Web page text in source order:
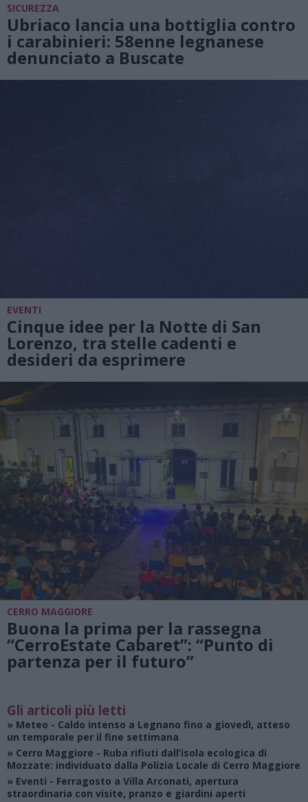
SICUREZZA
Ubriaco lancia una bottiglia contro
i carabinieri: 58enne legnanese
denunciato a Buscate
EVENTI
Cinque idee per la Notte di San
Lorenzo, tra stelle cadenti e
desideri da esprimere
CERRO MAGGIORE
Buona la prima per la rassegna
“CerroEstate Cabaret”: “Punto di
partenza per il futuro”
Gli articoli più letti
» Meteo - Caldo intenso a Legnano fino a giovedì, atteso
un temporale per il fine settimana
» Cerro Maggiore - Ruba rifiuti dall’isola ecologica di
Mozzate: individuato dalla Polizia Locale di Cerro Maggiore
» Eventi - Ferragosto a Villa Arconati, apertura
straordinaria con visite, pranzo e giardini aperti